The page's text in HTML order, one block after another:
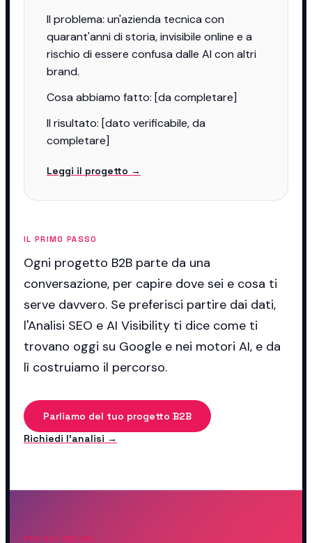
Il problema: un'azienda tecnica con
quarant'anni di storia, invisibile online e a
rischio di essere confusa dalle AI con altri
brand.
Cosa abbiamo fatto: [da completare]
Il risultato: [dato verificabile, da
completare]
Leggi il progetto →
IL PRIMO PASSO
Ogni progetto B2B parte da una
conversazione, per capire dove sei e cosa ti
serve davvero. Se preferisci partire dai dati,
l'Analisi SEO e AI Visibility ti dice come ti
trovano oggi su Google e nei motori AI, e da
lì costruiamo il percorso.
Parliamo del tuo progetto B2B
Richiedi l'analisi →
PER CHI DECIDE